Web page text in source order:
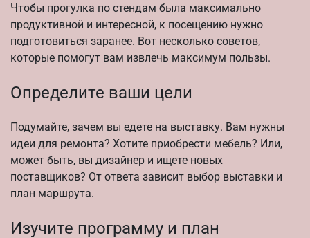
Чтобы прогулка по стендам была максимально
продуктивной и интересной, к посещению нужно
подготовиться заранее. Вот несколько советов,
которые помогут вам извлечь максимум пользы.
Определите ваши цели
Подумайте, зачем вы едете на выставку. Вам нужны
идеи для ремонта? Хотите приобрести мебель? Или,
может быть, вы дизайнер и ищете новых
поставщиков? От ответа зависит выбор выставки и
план маршрута.
Изучите программу и план